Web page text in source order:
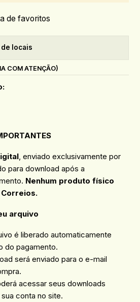
de favoritos
locais
COM ATENÇÃO)
, enviado exclusivamente por
para download após a
Nenhum produto físico
arquivo
é liberado automaticamente
do pagamento.
será enviado para o e-mail
acessar seus downloads
conta no site.